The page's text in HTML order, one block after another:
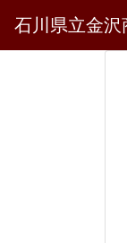
石川県立金